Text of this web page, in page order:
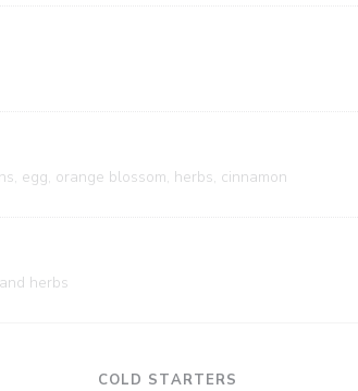
egg, orange blossom, herbs, cinnamon
herbs
COLD STARTERS